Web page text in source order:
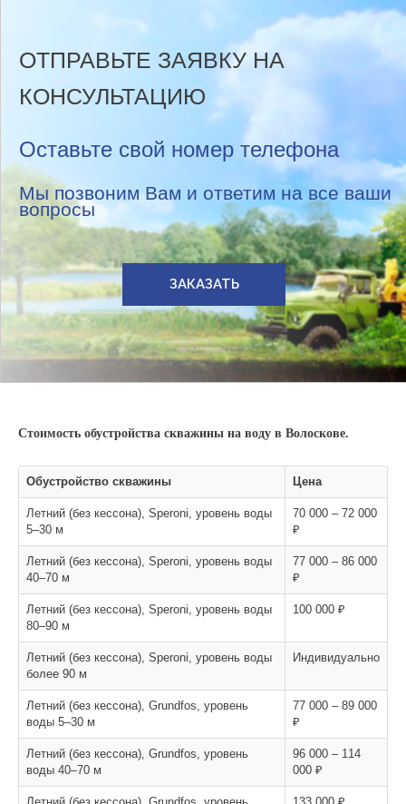
ОТПРАВЬТЕ ЗАЯВКУ НА
КОНСУЛЬТАЦИЮ
Оставьте свой номер телефона
Мы позвоним Вам и ответим на все ваши
вопросы
ЗАКАЗАТЬ
Стоимость обустройства скважины на воду в Волоскове.
Обустройство скважины Цена
Летний (без кессона), Speroni, уровень воды
5–30 м
70 000 – 72 000
₽
Летний (без кессона), Speroni, уровень воды
40–70 м
77 000 – 86 000
₽
Летний (без кессона), Speroni, уровень воды
80–90 м
100 000 ₽
Летний (без кессона), Speroni, уровень воды
более 90 м
Индивидуально
Летний (без кессона), Grundfos, уровень
воды 5–30 м
77 000 – 89 000
₽
Летний (без кессона), Grundfos, уровень
воды 40–70 м
96 000 – 114
000 ₽
Летний (без кессона), Grundfos, уровень 133 000 ₽